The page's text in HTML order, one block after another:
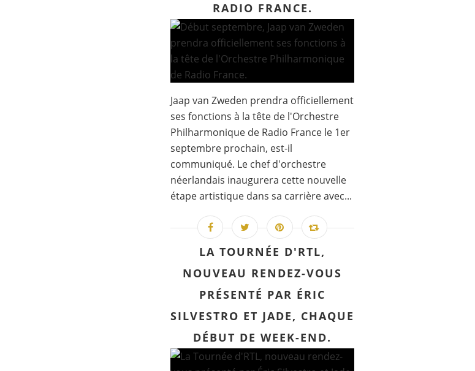
RADIO FRANCE.
Jaap van Zweden prendra officiellement
ses fonctions à la tête de l'Orchestre
Philharmonique de Radio France le 1er
septembre prochain, est-il
communiqué. Le chef d'orchestre
néerlandais inaugurera cette nouvelle
étape artistique dans sa carrière avec...
LA TOURNÉE D'RTL,
NOUVEAU RENDEZ-VOUS
PRÉSENTÉ PAR ÉRIC
SILVESTRO ET JADE, CHAQUE
DÉBUT DE WEEK-END.